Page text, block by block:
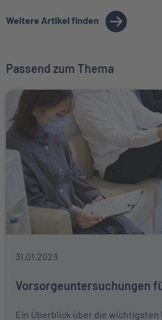
Weitere Artikel finden
Passend zum Thema
31.01.2023
Vorsorgeuntersuchungen
Ein Überblick über die wichtigsten